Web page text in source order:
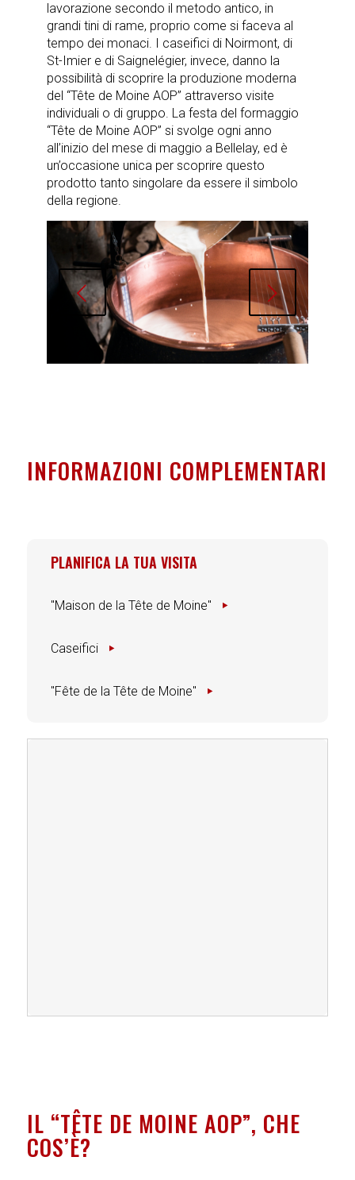
lavorazione secondo il metodo antico, in
grandi tini di rame, proprio come si faceva al
tempo dei monaci. I caseifici di Noirmont, di
St-Imier e di Saignelégier, invece, danno la
possibilità di scoprire la produzione moderna
del “Tête de Moine AOP” attraverso visite
individuali o di gruppo. La festa del formaggio
“Tête de Moine AOP” si svolge ogni anno
all’inizio del mese di maggio a Bellelay, ed è
un’occasione unica per scoprire questo
prodotto tanto singolare da essere il simbolo
della regione.
Succ
INFORMAZIONI COMPLEMENTARI
PLANIFICA LA TUA VISITA
"Maison de la Tête de Moine"
Caseifici
"Fête de la Tête de Moine"
IL “TÊTE DE MOINE AOP”, CHE
COS’È?